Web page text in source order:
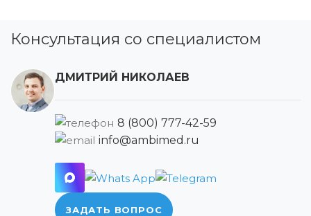
Консультация со специалистом
ДМИТРИЙ НИКОЛАЕВ
8 (800) 777-42-59
info@ambimed.ru
ЗАДАТЬ ВОПРОС